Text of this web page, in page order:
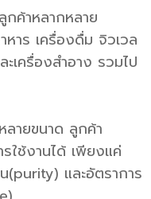
ค้าหลากหลาย
าร เครื่องดื่ม จิวเวล
เครื่องสำอาง รวมไป
ลายขนาด ลูกค้า
ใช้งานได้ เพียงแค่
(purity) และอัตราการ